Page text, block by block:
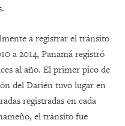
a registrar el tránsito
a 2014, Panamá registró
al año. El primer pico de
del Darién tuvo lugar en
registradas en cada
el tránsito fue